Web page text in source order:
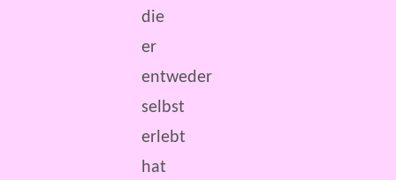
die
er
entweder
selbst
erlebt
hat